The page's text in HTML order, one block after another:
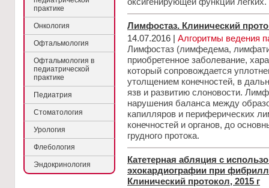
практике
Онкология
Офтальмология
Офтальмология в
педиатрической
практике
Педиатрия
Стоматология
Урология
Флебология
Эндокринология
Лимфостаз. Клинический
14.07.2016 | Алгоритмы ведения
Лимфостаз (лимфедема,
приобретенное заболевание,
который сопровождается
утолщением конечностей, в
язв и развитию слоновости.
нарушения баланса между
капилляров и периферических
конечностей и органов, до
грудного протока.
Катетерная абляция с
эхокардиографии при
Клинический протокол, 2015 г